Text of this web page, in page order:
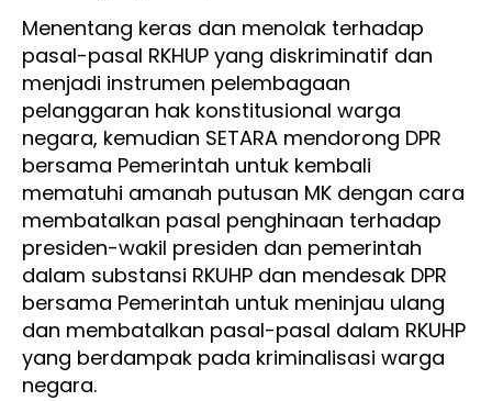
Menentang keras dan menolak terhadap
pasal-pasal RKHUP yang diskriminatif dan
menjadi instrumen pelembagaan
pelanggaran hak konstitusional warga
negara, kemudian SETARA mendorong DPR
bersama Pemerintah untuk kembali
mematuhi amanah putusan MK dengan cara
membatalkan pasal penghinaan terhadap
presiden-wakil presiden dan pemerintah
dalam substansi RKUHP dan mendesak DPR
bersama Pemerintah untuk meninjau ulang
dan membatalkan pasal-pasal dalam RKUHP
yang berdampak pada kriminalisasi warga
negara.